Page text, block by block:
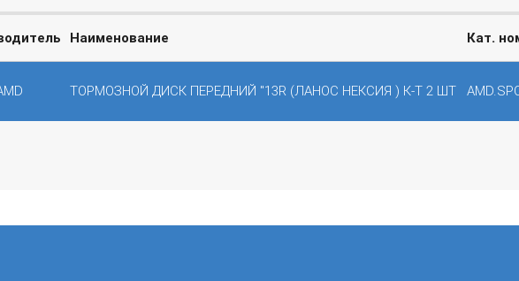
Наименование Кат.
ТОРМОЗНОЙ ДИСК ПЕРЕДНИЙ "13R (ЛАНОС НЕКСИЯ ) К-Т 2 ШТ